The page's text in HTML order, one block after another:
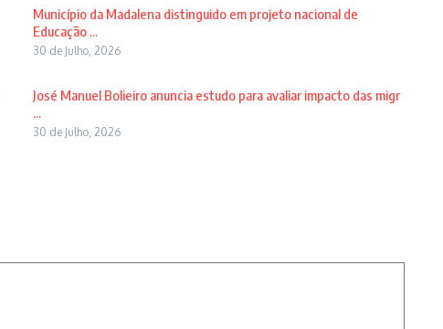
Município da Madalena distinguido em projeto nacional de
Educação ...
30 de Julho, 2026
José Manuel Bolieiro anuncia estudo para avaliar impacto das migr
...
30 de Julho, 2026